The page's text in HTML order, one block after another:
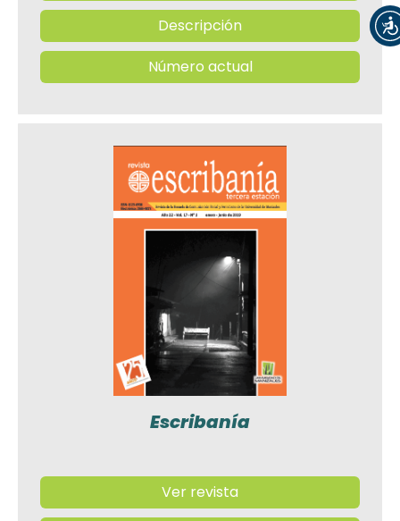
Descripción
Número actual
Escribanía
Ver revista